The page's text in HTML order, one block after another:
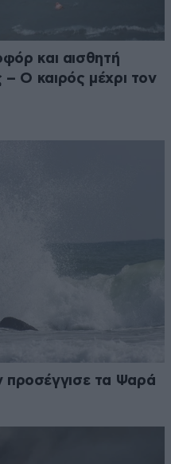
και αισθητή
O καιρός μέχρι τον
τα Ψαρά